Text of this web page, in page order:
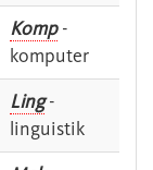
Komp-
komputer
Ling-
linguistik